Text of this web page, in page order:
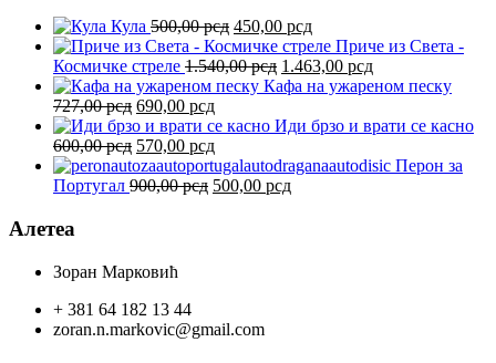
Кула 500,00рсд Оригинална
цена
је
била:
450,00 рсдТренутна
цена
је:
450,00 рсд.
Приче из Света -
Космичке стреле 1.540,00рсд Оригинална
цена
била:
1.463,00 рсдТренутна
цена
1.463,00 рсд.
Кафа на ужареном песку
727,00рсд Оригинална
цена
је
била:
727,00 рсд.
690,00 рсдТренутна
цена
је:
690,00 рсд.
Иди брзо и врати се касно
600,00рсд Оригинална
цена
је
570,00 рсдТренутна
цена
је:
Перон за
Португал 900,00рсд Оригинална
500,00 рсдТренутна
Алетеа
Зоран Марковић
+ 381 64 182 13 44
zoran.n.markovic@gmail.com